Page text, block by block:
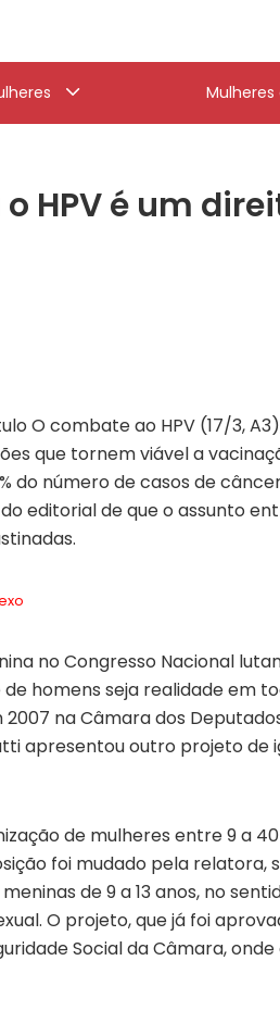
Mulheres
HPV é um
O combate ao HPV (17/3,
que tornem viável a
do número de casos de
editorial de que o assunto
no Congresso Nacional
homens seja realidade em
na Câmara dos
apresentou outro projeto de
de mulheres entre 9 a
foi mudado pela relatora,
de 9 a 13 anos, no
O projeto, que já foi
Social da Câmara,